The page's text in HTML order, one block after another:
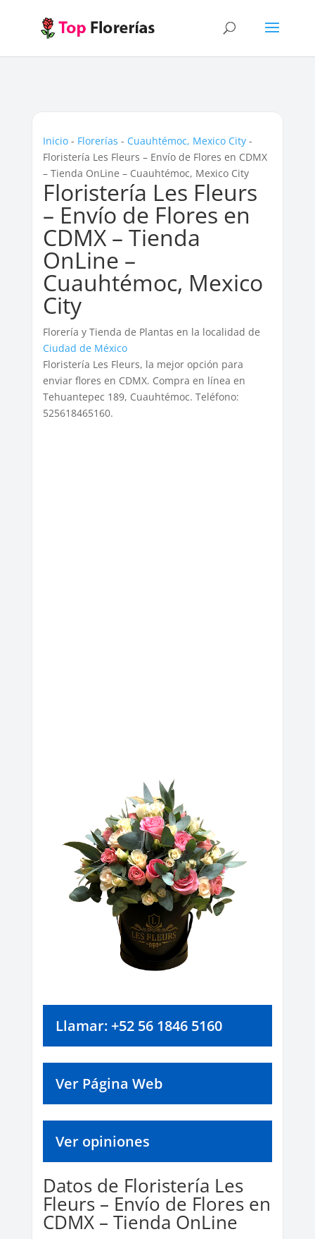
Inicio- Florerías - Cuauhtémoc, Mexico City-
Floristería Les Fleurs – Envío de Flores en CDMX
– Tienda OnLine – Cuauhtémoc, Mexico City
Floristería Les Fleurs
– Envío de Flores en
CDMX – Tienda
OnLine –
Cuauhtémoc, Mexico
City
Florería y Tienda de Plantas en la localidad de
Ciudad de México
Floristería Les Fleurs, la mejor opción para
enviar flores en CDMX. Compra en línea en
Tehuantepec 189, Cuauhtémoc. Teléfono:
525618465160.
Llamar: +52 56 1846 5160
Ver Página Web
Ver opiniones
Datos de Floristería Les
Fleurs – Envío de Flores en
CDMX – Tienda OnLine